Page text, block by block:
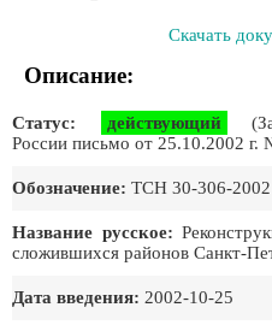
Скачать
Описание:
Статус: действующий
России письмо от 25.10.2002 г.
Обозначение: ТСН 30-306-2002
Название русское:
сложившихся районов Санкт-
Дата введения: 2002-10-25